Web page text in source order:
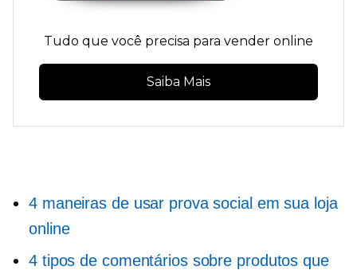
Tudo que você precisa para vender online
Saiba Mais
4 maneiras de usar prova social em sua loja
online
4 tipos de comentários sobre produtos que